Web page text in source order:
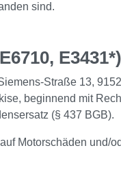
sind.
E3431*)
Straße 13,
beginnend mit
(§ 437 BGB).
Motorschäden und/